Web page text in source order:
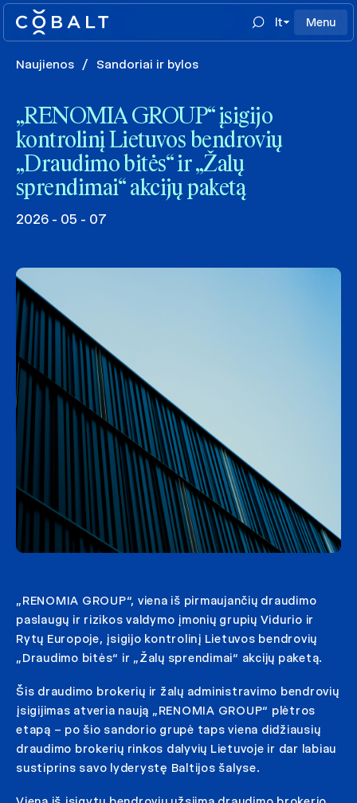
lt Menu
Naujienos / Sandoriai ir bylos
„RENOMIA GROUP“ įsigijo
kontrolinį Lietuvos bendrovių
„Draudimo bitės“ ir „Žalų
sprendimai“ akcijų paketą
2026 - 05 - 07
„RENOMIA GROUP“, viena iš pirmaujančių draudimo
paslaugų ir rizikos valdymo įmonių grupių Vidurio ir
Rytų Europoje, įsigijo kontrolinį Lietuvos bendrovių
„Draudimo bitės“ ir „Žalų sprendimai“ akcijų paketą.
Šis draudimo brokerių ir žalų administravimo bendrovių
įsigijimas atveria naują „RENOMIA GROUP“ plėtros
etapą – po šio sandorio grupė taps viena didžiausių
draudimo brokerių rinkos dalyvių Lietuvoje ir dar labiau
sustiprins savo lyderystę Baltijos šalyse.